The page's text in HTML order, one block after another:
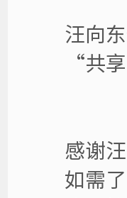
汪向
“共
感谢
如需